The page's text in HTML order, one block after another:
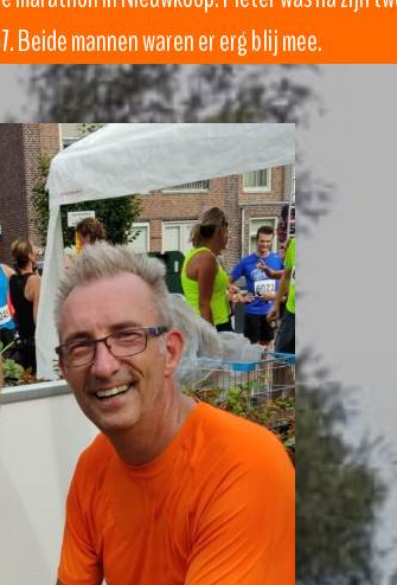
Beide mannen waren er erg blij mee.